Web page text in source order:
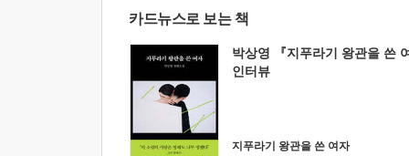
카드뉴스로 보는 책
박상영 『지푸라기 왕관을 쓴
인터뷰
지푸라기 왕관을 쓴 여자